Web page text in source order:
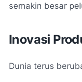
semakin besar
Inovasi
Dunia terus